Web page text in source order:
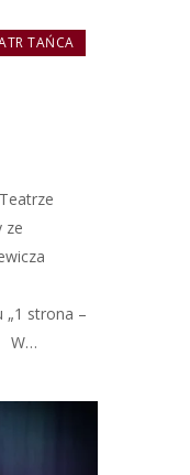
TAŃCA
ze
„1 strona –
W…